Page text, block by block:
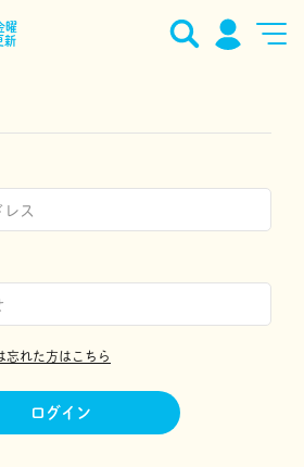
曜
新
忘れた方はこちら
ログイン